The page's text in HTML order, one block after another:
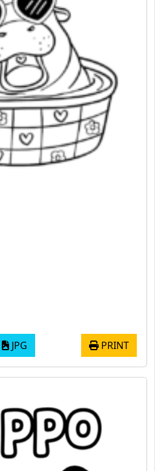
JPG PRINT